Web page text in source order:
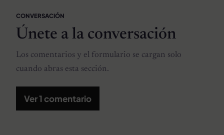
CONVERSACIÓN
Únete a la conversación
Los comentarios y el formulario se cargan solo
cuando abras esta sección.
Ver 1 comentario